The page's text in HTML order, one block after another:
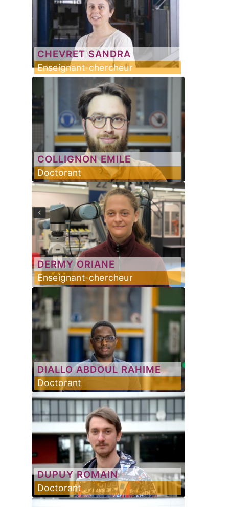
CHEVRET SANDRA
Enseignant-chercheur
COLLIGNON EMILE
Doctorant
DERMY ORIANE
Enseignant-chercheur
DIALLO ABDOUL RAHIME
Doctorant
DUPUY ROMAIN
Doctorant